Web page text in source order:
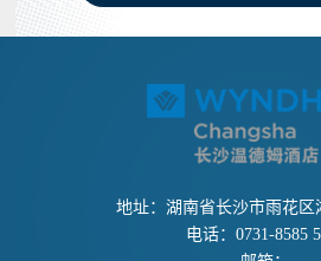
地址：湖南省长沙市雨花区
电话：0731-8585